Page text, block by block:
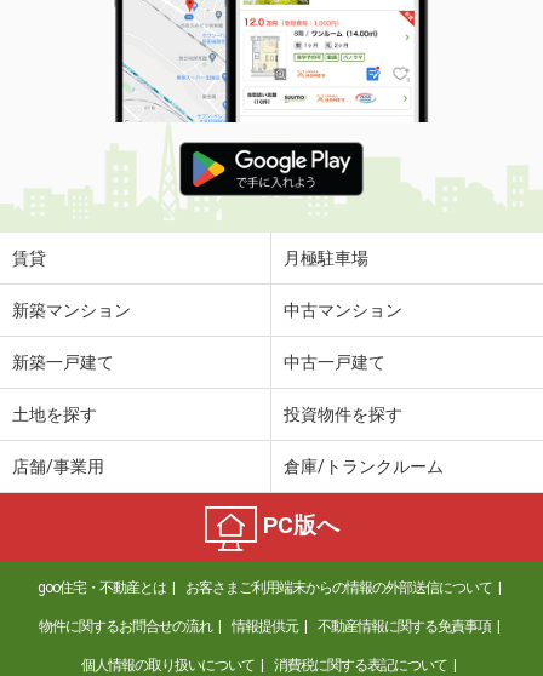
住 所
和歌山県和歌山市杭ノ瀬
専有面積 62.8m²
間取り
2LDK
和歌山県和歌山市楠見中
価 格
4.30万円
住 所
和歌山県和歌山市楠見中
専有面積
和歌山県海南市岡田
2.90万円
和歌山県和歌山市津秦
4.80万円
住 所
和歌山県和歌山市津秦
専有面積 23.18m²
間取り
1K
和歌山県橋本市高野口町大野
賃貸 月極駐車場
新築マンション 中古マンション
新築一戸建て 中古一戸建て
土地を探す 投資物件を探す
店舗/事業用 倉庫/トランクルーム
PC版へ
goo住宅・不動産とは お客さまご利用端末からの情報の外部送信について
物件に関するお問合せの流れ 情報提供元 不動産情報に関する免責事項
個人情報の取り扱いについて 消費税に関する表記について